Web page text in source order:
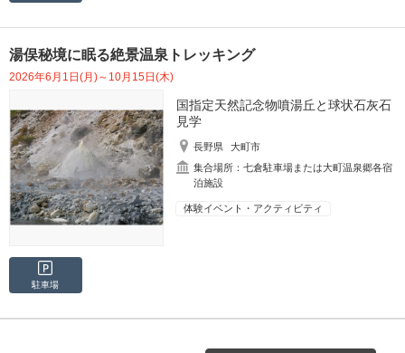
湯俣秘境に眠る絶景温泉トレッキング
2026年6月1日(月)～10月15日(木)
国指定天然記念物噴湯丘と球状石灰石
見学
長野県
大町市
集合場所：七倉駐車場または大町温泉郷各宿
泊施設
体験イベント・アクティビティ
駐車場